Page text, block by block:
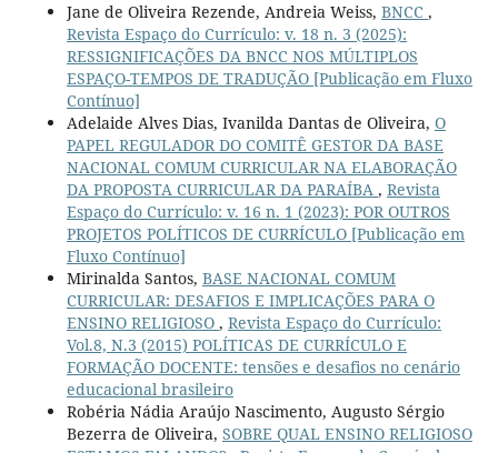
Jane de Oliveira Rezende, Andreia Weiss, BNCC ,
Revista Espaço do Currículo: v. 18 n. 3 (2025):
RESSIGNIFICAÇÕES DA BNCC NOS MÚLTIPLOS
ESPAÇO-TEMPOS DE TRADUÇÃO [Publicação em Fluxo
Contínuo]
Adelaide Alves Dias, Ivanilda Dantas de Oliveira, O
PAPEL REGULADOR DO COMITÊ GESTOR DA BASE
NACIONAL COMUM CURRICULAR NA ELABORAÇÃO
DA PROPOSTA CURRICULAR DA PARAÍBA , Revista
Espaço do Currículo: v. 16 n. 1 (2023): POR OUTROS
PROJETOS POLÍTICOS DE CURRÍCULO [Publicação em
Fluxo Contínuo]
Mirinalda Santos, BASE NACIONAL COMUM
CURRICULAR: DESAFIOS E IMPLICAÇÕES PARA O
ENSINO RELIGIOSO , Revista Espaço do Currículo:
Vol.8, N.3 (2015) POLÍTICAS DE CURRÍCULO E
FORMAÇÃO DOCENTE: tensões e desafios no cenário
educacional brasileiro
Robéria Nádia Araújo Nascimento, Augusto Sérgio
Bezerra de Oliveira, SOBRE QUAL ENSINO RELIGIOSO